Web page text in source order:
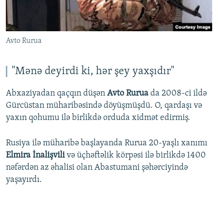
Avto Rurua
"Mənə deyirdi ki, hər şey yaxşıdır"
Abxaziyadan qaçqın düşən Avto Rurua da 2008-ci ildə
Gürcüstan müharibəsində döyüşmüşdü. O, qardaşı və
yaxın qohumu ilə birlikdə orduda xidmət edirmiş.
Rusiya ilə müharibə başlayanda Rurua 20-yaşlı xanımı
Elmira İnalişvilivə üçhəftəlik körpəsi ilə birlikdə 1400
nəfərdən az əhalisi olan Abastumani şəhərciyində
yaşayırdı.